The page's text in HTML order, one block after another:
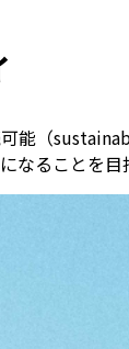
能（
なることを目